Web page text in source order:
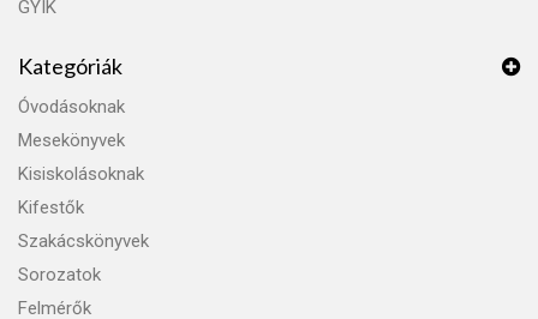
GYIK
Kategóriák
Óvodásoknak
Mesekönyvek
Kisiskolásoknak
Kifestők
Szakácskönyvek
Sorozatok
Felmérők